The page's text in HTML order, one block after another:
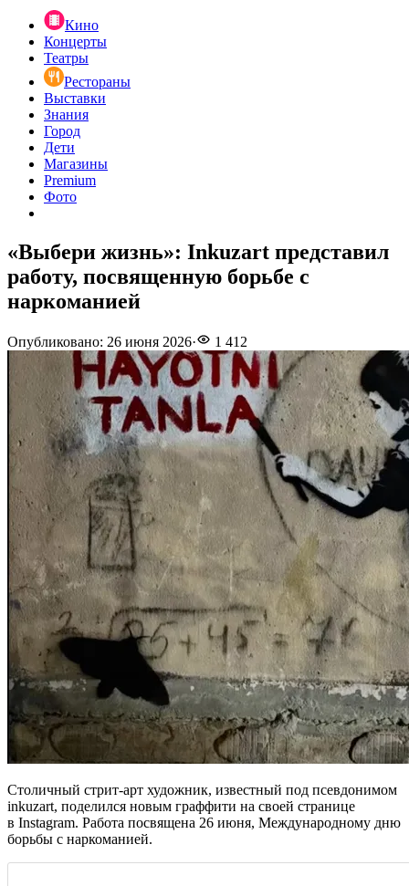
Кино
Концерты
Театры
Рестораны
Выставки
Знания
Город
Дети
Магазины
Premium
Фото
«Выбери жизнь»: Inkuzart представил
работу, посвященную борьбе с
наркоманией
Опубликовано: 26 июня 2026· 1 412
Столичный стрит-арт художник, известный под псевдонимом
inkuzart, поделился новым граффити на своей странице
в Instagram. Работа посвящена 26 июня, Международному дню
борьбы с наркоманией.